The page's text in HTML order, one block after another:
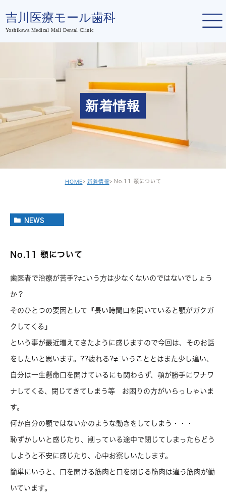
新着情報
HOME 新着情報 No.11 顎について
NEWS
No.11 顎について
歯医者で治療が苦手?≠ﾆいう方は少なくないのではないでしょう
か？
そのひとつの要因として『長い時間口を開いていると顎がガクガ
クしてくる』
という事が最近増えてきたように感じますので今回は、そのお話
をしたいと思います。??疲れる?≠ﾆいうこととはまた少し違い、
自分は一生懸命口を開けているにも関わらず、顎が勝手にワナワ
ナしてくる、閉じてきてしまう等 お困りの方がいらっしゃいま
す。
何か自分の顎ではないかのような動きをしてしまう・・・
恥ずかしいと感じたり、削っている途中で閉じてしまったらどう
しようと不安に感じたり、心中お察しいたします。
簡単にいうと、口を開ける筋肉と口を閉じる筋肉は違う筋肉が働
いています。